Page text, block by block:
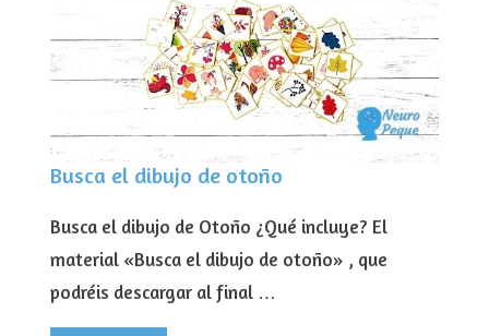
Busca el dibujo de otoño
Busca el dibujo de Otoño ¿Qué incluye? El
material «Busca el dibujo de otoño» , que
podréis descargar al final …